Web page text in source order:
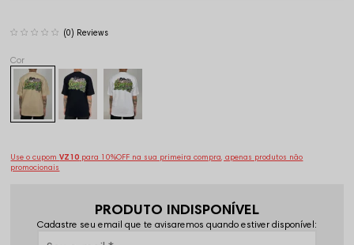
(0)
Use o cupomVZ10 para 10%OFF na sua primeira compra, apenas produtos não
promocionais
PRODUTO INDISPONÍVEL
Cadastre seu email que te avisaremos quando estiver disponível: